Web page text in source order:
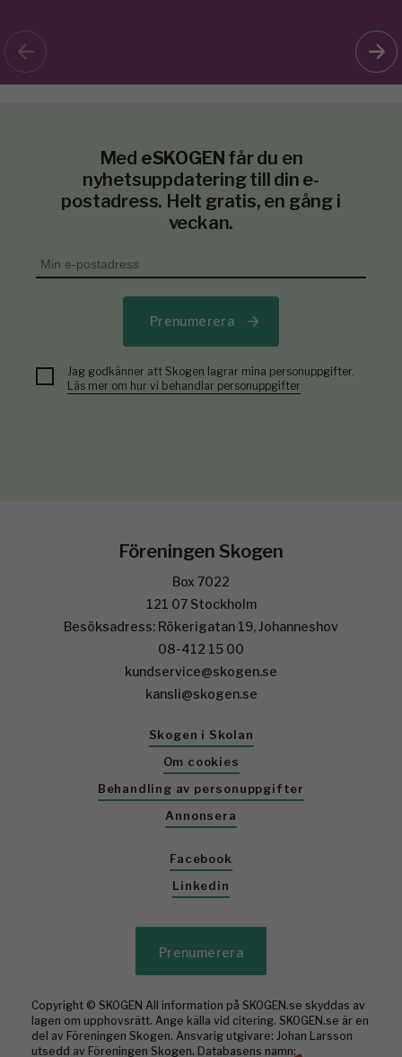
Med eSKOGEN får du en
nyhetsuppdatering till din e-
postadress. Helt gratis, en gång i
veckan.
Prenumerera
Jag godkänner att Skogen lagrar mina personuppgifter.
Läs mer om hur vi behandlar personuppgifter
Föreningen Skogen
Box 7022
121 07 Stockholm
Besöksadress: Rökerigatan 19, Johanneshov
08-412 15 00
kundservice@skogen.se
kansli@skogen.se
Skogen i Skolan
Om cookies
Behandling av personuppgifter
Annonsera
Facebook
Linkedin
Prenumerera
Copyright © SKOGEN All information på SKOGEN.se skyddas av
lagen om upphovsrätt. Ange källa vid citering. SKOGEN.se är en
del av Föreningen Skogen. Ansvarig utgivare: Johan Larsson
utsedd av Föreningen Skogen. Databasens namn: